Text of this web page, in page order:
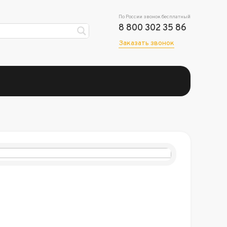
По России звонок бесплатный
8 800 302 35 86
Заказать звонок